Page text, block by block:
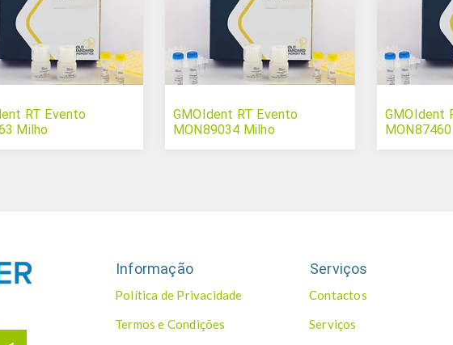
RT Evento
Milho
GMOIdent RT Evento
MON89034 Milho
GMOIdent
Informação
Política de Privacidade
Termos e Condições
Serviços
Contactos
Serviços